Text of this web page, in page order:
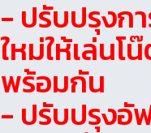
- ปรับปรุงก
ใหม่ให้เล่นโ
พร้อมกัน
- ปรับปรุงอั